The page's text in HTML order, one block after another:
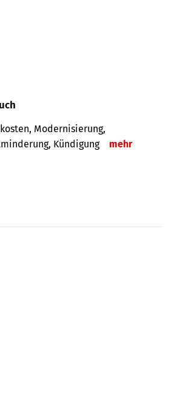
Modernisierung,
Kündigung
mehr